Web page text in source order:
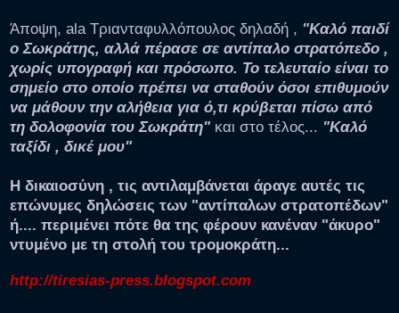
Άποψη, ala Τριανταφυλλόπουλος δηλαδή , "Καλό παιδί
ο Σωκράτης, αλλά πέρασε σε αντίπαλο στρατόπεδο ,
χωρίς υπογραφή και πρόσωπο. Το τελευταίο είναι το
σημείο στο οποίο πρέπει να σταθούν όσοι επιθυμούν
να μάθουν την αλήθεια για ό,τι κρύβεται πίσω από
τη δολοφονία του Σωκράτη" και στο τέλος... "Καλό
ταξίδι , δικέ μου"
Η δικαιοσύνη , τις αντιλαμβάνεται άραγε αυτές τις
επώνυμες δηλώσεις των "αντίπαλων στρατοπέδων"
ή.... περιμένει πότε θα της φέρουν κανέναν "άκυρο"
ντυμένο με τη στολή του τρομοκράτη...
http://tiresias-press.blogspot.com